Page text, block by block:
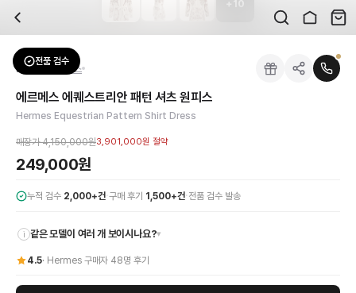
배송은 얼마나 걸리나요?
검수는 어떻게 진행되나요? 검수 사진을 받을 수 있나요?
전문 스태프가 실물 상품을 직접 확인한 후 검수 사진을 제공합니다. 가죽 재질,
교환이나 반품이 가능한가요?
수령 후 7일 이내 신청하시면 상품 하자, 사이즈 불일치, 고객 변심 모두 교환·반
쿠폰과 적립금을 함께 사용할 수 있나요?
네, 쿠폰과 적립금을 결제 시 함께 사용하실 수 있습니다. 적립금은 1,000원 이상
사이즈는 어떻게 선택하나요?
상품 상세의 사이즈 정보를 참고해 선택하시고, 사이즈 선택이 어려우시면 카카오
브랜드:
성별:여성
색상:아이보리
가격:249,000원
세련된 우아함의 정수, 에르메스 에퀘스트리안 패턴 셔츠 원피스를 만나보세요.
에르메스 에퀘스트리안 패턴 셔츠 원피스
10
전품 검수
Hermes원피스
에르메스 에퀘스트리안 패턴 셔츠 원피스
Hermes Equestrian Pattern Shirt Dress
매장가4,150,000원3,901,000원 절약
249,000원
누적 검수 2,000+건·구매 후기 1,500+건· 전품 검수 발송
i 같은 모델이 여러 개 보이시나요?▾
4.5· Hermes 구매자 48명 후기